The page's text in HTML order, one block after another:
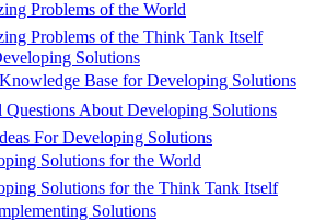
Problems of the World
Problems of the Think Tank Itself
Solutions
Base for Developing Solutions
About Developing Solutions
For Developing Solutions
Solutions for the World
Solutions for the Think Tank Itself
Solutions